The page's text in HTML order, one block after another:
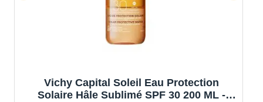
Vichy Capital Soleil Eau Protection
Solaire Hâle Sublimé SPF 30 200 ML -